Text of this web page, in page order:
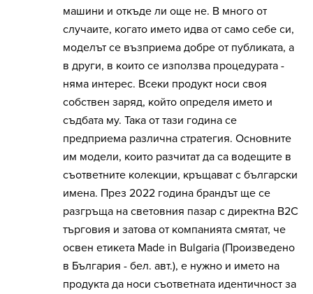
машини и откъде ли още не. В много от
случаите, когато името идва от само себе си,
моделът се възприема добре от публиката, а
в други, в които се използва процедурата -
няма интерес. Всеки продукт носи своя
собствен заряд, който определя името и
съдбата му. Така от тази година се
предприема различна стратегия. Основните
им модели, които разчитат да са водещите в
съответните колекции, кръщават с български
имена. През 2022 година брандът ще се
разгръща на световния пазар с директна B2C
търговия и затова от компанията смятат, че
освен етикета Made in Bulgaria (Произведено
в България - бел. авт.), е нужно и името на
продукта да носи съответната идентичност за